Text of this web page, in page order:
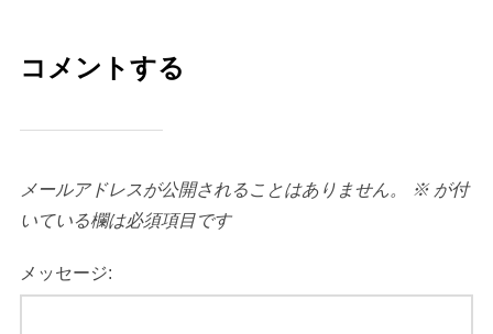
コメントする
メールアドレスが公開されることはありません。 ※が付
いている欄は必須項目です
メッセージ: